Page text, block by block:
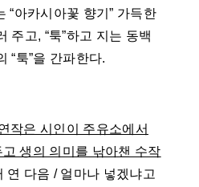
“아카시아꽃 향기” 가득한
주고, “툭”하고 지는 동백
“툭”을 간파한다.
작은 시인이 주유소에서
생의 의미를 낚아챈 수작
연 다음 / 얼마나 넣겠냐고